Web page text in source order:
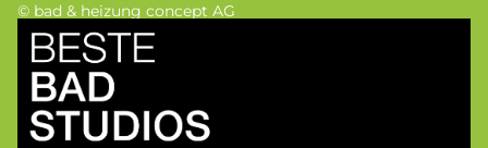
© bad & heizung concept AG